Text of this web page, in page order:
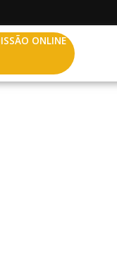
ONLINE